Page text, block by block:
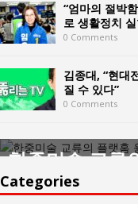
“엄마의 절박
로 생활정치
0 Comments
김종대, “현대
질 수 있다”
0 Comments
한중미술 교류
윤아르떼
Categories